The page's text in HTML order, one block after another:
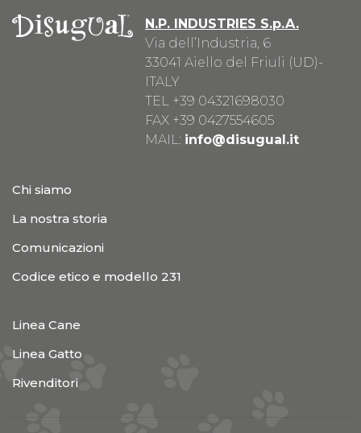
N.P. INDUSTRIES S.p.A.
Via dell’Industria, 6
33041 Aiello del Friuli (UD)-
ITALY
TEL +39 04321698030
FAX +39 0427554605
MAIL: info@disugual.it
Chi siamo
La nostra storia
Comunicazioni
Codice etico e modello 231
Linea Cane
Linea Gatto
Rivenditori